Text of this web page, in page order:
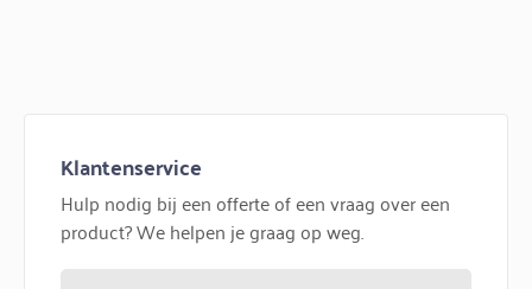
Klantenservice
Hulp nodig bij een offerte of een vraag over een
product? We helpen je graag op weg.